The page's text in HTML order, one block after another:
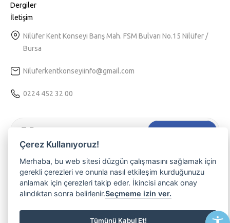
Dergiler
İletişim
Nilüfer Kent Konseyi Barış Mah. FSM Bulvarı No.15 Nilüfer /
Bursa
Niluferkentkonseyiinfo@gmail.com
0224 452 32 00
Hemen Kaydol
Tarafıma kişiselleştirilmiş bir hizmet sunulabilmesi için
aydınlatma
metnini kabul ediyorum.
Nilüferli olmanın ayrıcalığını yaşamak, etkinliklerimizden haberdar
olmak ve üyemiz olmak isterseniz lütfen e-posta adresinizi
yazınız
Çerez Kullanıyoruz!
Merhaba, bu web sitesi düzgün çalışmasını sağlamak için
gerekli çerezleri ve onunla nasıl etkileşim kurduğunuzu
anlamak için çerezleri takip eder. İkincisi ancak onay
alındıktan sonra belirlenir.Seçmeme izin ver.
Tümünü Kabul Et!